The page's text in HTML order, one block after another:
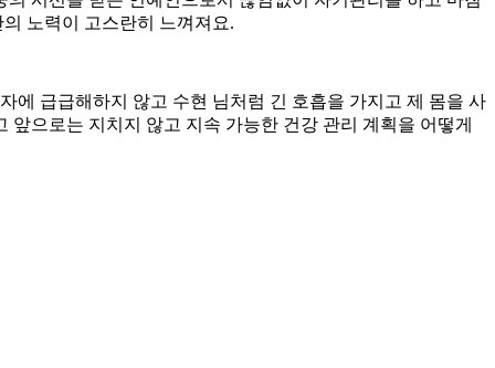
노력이 고스란히 느껴져요.
에 급급해하지 않고 수현 님처럼 긴 호흡을 가지고 제 몸을 사
으로는 지치지 않고 지속 가능한 건강 관리 계획을 어떻게